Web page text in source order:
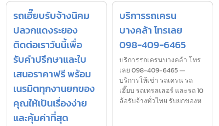
รถเฮี๊ยบรับจ้างนิคม
ปลวกแดงระยอง
ติดต่อเราวันนี้เพื่อ
รับคำปรึกษาและใบ
เสนอราคาฟรี พร้อม
เนรมิตทุกงานยกของ
คุณให้เป็นเรื่องง่าย
และคุ้มค่าที่สุด
บริการรถเครน
บางคล้า โทรเลย
098-409-6465
บริการรถเครนบางคล้า โทร
เลย 098-409-6465 —
บริการให้เช่า รถเครน รถ
เฮี๊ยบ รถเทรลเลอร์ และรถ 10
ล้อรับจ้างทั่วไทย รับยกของห